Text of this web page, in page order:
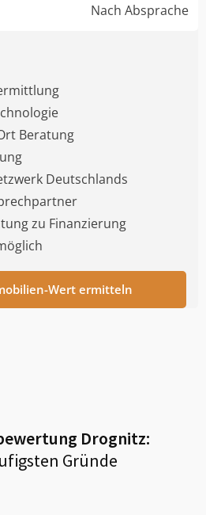
Nach Absprache
Beratung
Deutschlands
zu Finanzierung
Wert ermitteln
Drognitz:
Gründe